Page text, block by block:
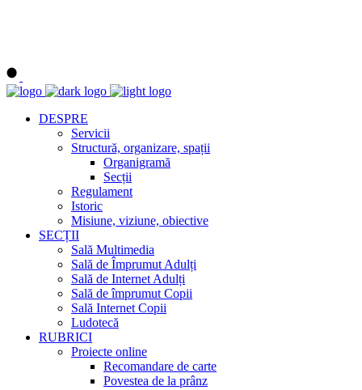
DESPRE
Servicii
Structură, organizare, spații
Organigramă
Secții
Regulament
Istoric
Misiune, viziune, obiective
SECȚII
Sală Multimedia
Sală de Împrumut Adulți
Sală de Internet Adulți
Sală de împrumut Copii
Sală Internet Copii
Ludotecă
RUBRICI
Proiecte online
Recomandare de carte
Povestea de la prânz